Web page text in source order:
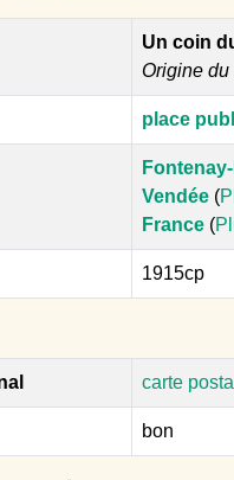
Un coin
Origine du
place
Vendée (
France (
1915cp
carte
bon